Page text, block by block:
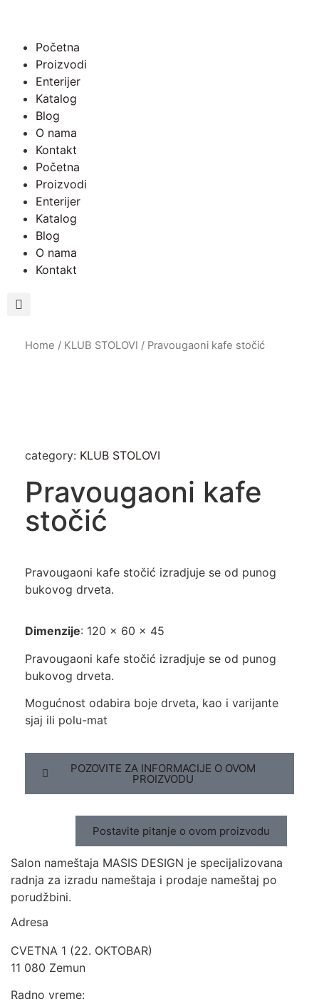
Početna
Proizvodi
Enterijer
Katalog
Blog
O nama
Kontakt
Početna
Proizvodi
Enterijer
Katalog
Blog
O nama
Kontakt
Home / KLUB STOLOVI / Pravougaoni kafe stočić
category: KLUB STOLOVI
Pravougaoni kafe
stočić
Pravougaoni kafe stočić izradjuje se od punog
bukovog drveta.
Dimenzije: 120 x 60 x 45
Pravougaoni kafe stočić izradjuje se od punog
bukovog drveta.
Mogućnost odabira boje drveta, kao i varijante
sjaj ili polu-mat
POZOVITE ZA INFORMACIJE O OVOM
PROIZVODU
Postavite pitanje o ovom proizvodu
Salon nameštaja MASIS DESIGN je specijalizovana
radnja za izradu nameštaja i prodaje nameštaj po
porudžbini.
Adresa
CVETNA 1 (22. OKTOBAR)
11 080 Zemun
Radno vreme: